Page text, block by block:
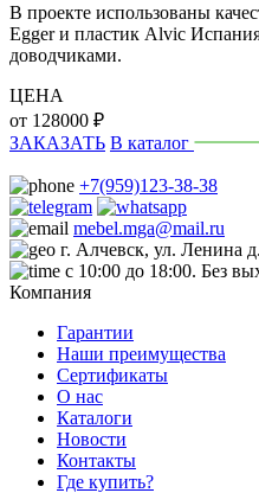
В проекте использованы
Egger и пластик Alvic
доводчиками.
ЦЕНА
от 128000 ₽
ЗАКАЗАТЬ В каталог
+7(959)123-38-38
mebel.mga@mail.ru
г. Алчевск, ул. Ленина
с 10:00 до 18:00. Без
Компания
Гарантии
Наши преимущества
Сертификаты
О нас
Каталоги
Новости
Контакты
Где купить?